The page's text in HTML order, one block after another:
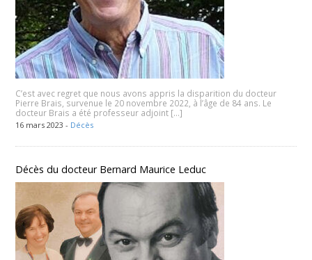
C’est avec regret que nous avons appris la disparition du docteur
Pierre Brais, survenue le 20 novembre 2022, à l’âge de 84 ans. Le
docteur Brais a été professeur adjoint […]
16 mars 2023 - Décès
Décès du docteur Bernard Maurice Leduc